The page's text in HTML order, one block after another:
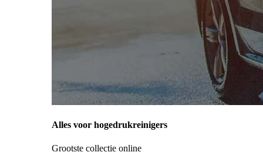
Alles voor hogedrukreinigers
Grootste collectie online